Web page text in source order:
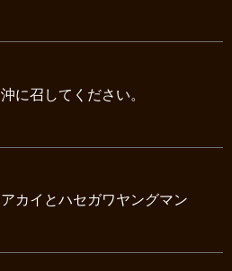
沖に召してください。
アカイとハセガワヤングマン